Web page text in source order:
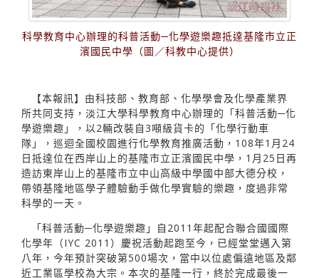
科學教育中心辦理的科普活動─化學遊樂趣抵達基隆市立正
濱國民中學（圖／科教中心提供）
【本報訊】由科技部、教育部、化學學會及化學產業界
所共同支持，淡江大學科學教育中心辦理的「科普活動─化
學遊樂趣」，以2輛改裝自3噸級貨卡的「化學行動車
隊」，巡迴全國校園進行化學教育推廣活動，108年1月24
日抵達位在西岸山上的基隆市立正濱國民中學，1月25日再
造訪東岸山上的基隆市立中山高級中學國中部大德分校，
帶領基隆地區學子體驗動手做化學實驗的樂趣，度過非常
科學的一天。
「科普活動─化學遊樂趣」自2011年起配合聯合國國際
化學年（IYC 2011）慶祝活動起跑至今，已經堂堂邁入第
八年，今年預計突破第500場次，當中以位處偏遠地區及鄰
近工業區學校為大宗。本次的基隆一行，終於完成最後一